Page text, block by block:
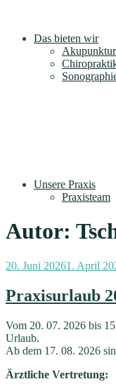
Das bieten wir
Akupunktur
Unsere Praxis
Praxisteam
Autor:
Veröffentlicht
20. Juni 20261. April
Praxisurlaub
Vom 20. 07. 2026 bis
Urlaub.
Ab dem 17. 08. 2026
Ärztliche Vertretung: